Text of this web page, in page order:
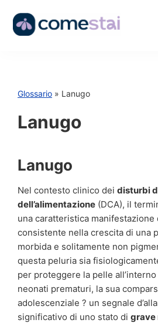
Glossario » Lanugo
Lanugo
Lanugo
Nel contesto clinico dei disturbi
dell’alimentazione (DCA), il
una caratteristica manifestazione
consistente nella crescita di una
morbida e solitamente non
questa peluria sia
per proteggere la pelle all’interno
neonati prematuri, la sua
adolescenziale ? un segnale
significativo di uno stato di grave